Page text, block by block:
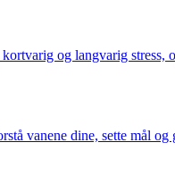
og langvarig stress,
vanene dine, sette mål og